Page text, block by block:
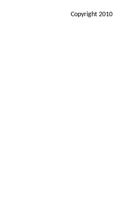
Copyright 2010